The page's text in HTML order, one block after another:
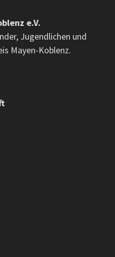
e.V.
Jugendlichen und
Mayen-Koblenz.